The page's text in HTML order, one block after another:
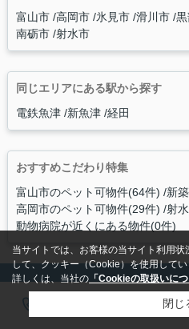
富山市 高岡市 氷見市 滑川市
南砺市 射水市
同じエリアにある駅から探す
電鉄魚津 新魚津 経田
おすすめこだわり特集
富山市のペット可物件(64件) 新
高岡市のペット可物件(29件) 射
動物病院が近くにある物件(0件)
当サイトでは、お客様の当サイト利用
して、クッキー（Cookie）を使用して
詳しくは、当社の 「Cookieの取扱いにつ
閉じ